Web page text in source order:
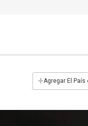
+Agregar El País